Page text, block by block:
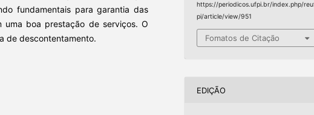
fundamentais para garantia das
boa prestação de serviços. O
de descontentamento.
https://periodicos.ufpi.br/index.php/
pi/article/view/951
Fomatos de Citação
EDIÇÃO